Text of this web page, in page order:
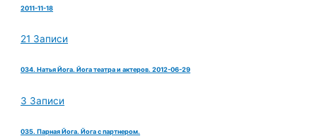
2011-11-18
21 Записи
034. Натья Йога. Йога театра и актеров. 2012-06-29
3 Записи
035. Парная Йога. Йога с партнером.